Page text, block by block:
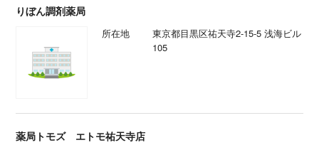
りぼん調剤薬局
所在地
東京都目黒区祐天寺2-15-5 浅海ビル
105
薬局トモズ エトモ祐天寺店